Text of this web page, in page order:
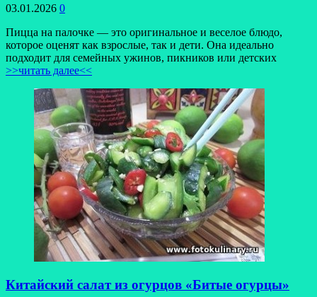
03.01.2026 0
Пицца на палочке — это оригинальное и веселое блюдо,
которое оценят как взрослые, так и дети. Она идеально
подходит для семейных ужинов, пикников или детских
>>читать далее<<
Китайский салат из огурцов «Битые огурцы»